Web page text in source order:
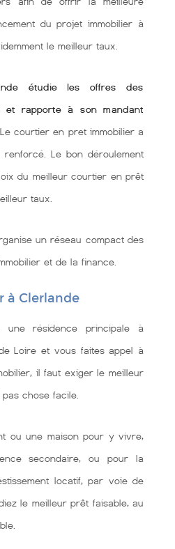
du projet immobilier à
le meilleur taux.
étudie les offres des
et rapporte à son mandant
Le courtier en pret immobilier a
Le bon déroulement
du meilleur courtier en prêt
taux.
un réseau compact des
et de la finance.
à Clerlande
une résidence principale à
Loire et vous faites appel à
il faut exiger le meilleur
chose facile.
ou une maison pour y vivre,
secondaire, ou pour la
locatif, par voie de
le meilleur prêt faisable, au